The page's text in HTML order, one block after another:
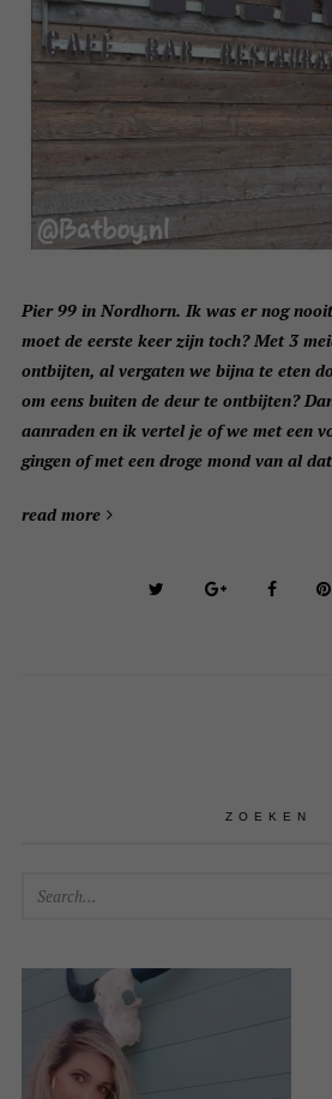
Pier 99 in Nordhorn. Ik was er nog
moet de eerste keer zijn toch? Met 3
ontbijten, al vergaten we bijna te eten
om eens buiten de deur te ontbijten?
aanraden en ik vertel je of we met een
gingen of met een droge mond van al
read more
ZOEKEN